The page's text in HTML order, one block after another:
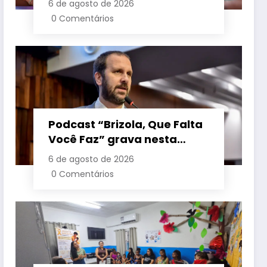
crianças é sancionada
6 de agosto de 2026
0 Comentários
Podcast “Brizola, Que Falta
Você Faz” grava nesta
sexta-feira (7) episódio
com o deputado estadual
6 de agosto de 2026
0 Comentários